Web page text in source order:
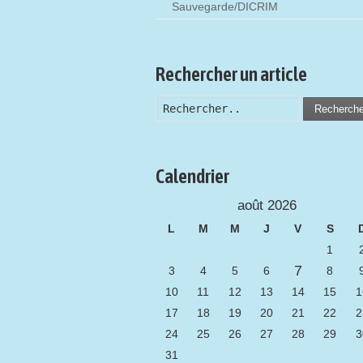
Sauvegarde/DICRIM
Rechercher un article
Calendrier
août 2026
L M M J V S
1
3
4 5 6 7 8
10
11 12 13 14 15
17
18 19 20 21 22
24
25 26 27 28 29
31